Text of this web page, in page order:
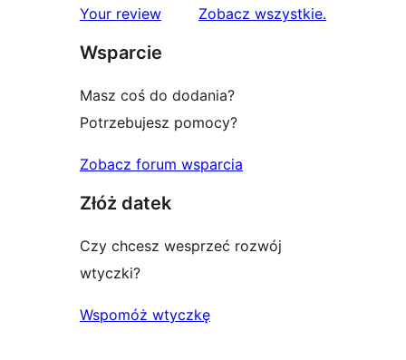
1-
Your review Zobacz wszystkierecenzje
.
Wsparcie
Masz coś do dodania?
Potrzebujesz pomocy?
Zobacz forum wsparcia
Złóż datek
Czy chcesz wesprzeć rozwój
wtyczki?
Wspomóż wtyczkę